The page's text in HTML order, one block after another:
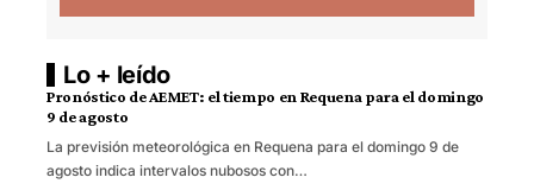
Lo + leído
Pronóstico de AEMET: el tiempo en Requena para el domingo
9 de agosto
La previsión meteorológica en Requena para el domingo 9 de
agosto indica intervalos nubosos con…